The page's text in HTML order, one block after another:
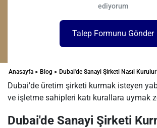
ediyorum
Talep Formunu Gönder
Anasayfa > Blog > Dubai'de Sanayi Şirketi Nasıl
Dubai'de üretim şirketi kurmak isteyen
ve işletme sahipleri katı kurallara uymak
Dubai'de Sanayi Şirketi